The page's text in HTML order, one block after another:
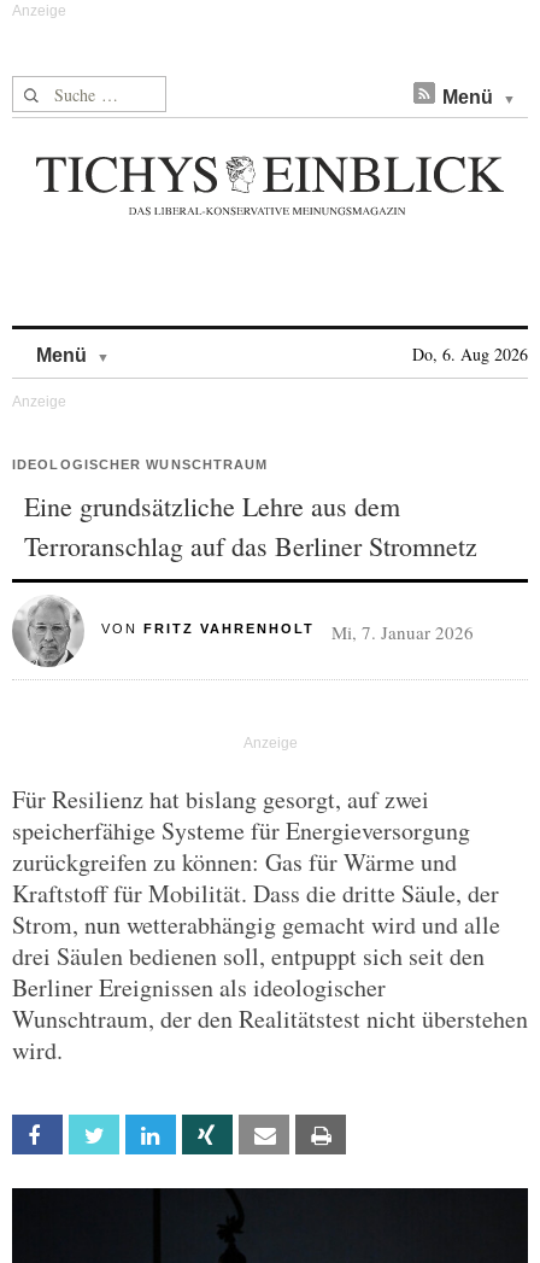
Suche nach: Menü
Menü Do, 6. Aug 2026
IDEOLOGISCHER WUNSCHTRAUM
Eine grundsätzliche Lehre aus dem
Terroranschlag auf das Berliner Stromnetz
VON FRITZ VAHRENHOLT Mi, 7. Januar 2026
Für Resilienz hat bislang gesorgt, auf zwei
speicherfähige Systeme für Energieversorgung
zurückgreifen zu können: Gas für Wärme und
Kraftstoff für Mobilität. Dass die dritte Säule, der
Strom, nun wetterabhängig gemacht wird und alle
drei Säulen bedienen soll, entpuppt sich seit den
Berliner Ereignissen als ideologischer
Wunschtraum, der den Realitätstest nicht überstehen
wird.
Facebook Twitter Linkedin Xing Email